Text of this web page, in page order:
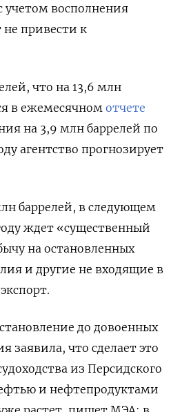
учетом восполнения
привести к
что на 13,6 млн
в ежемесячном отчете
на 3,9 млн баррелей по
агентство прогнозирует
баррелей, в следующем
ждет «существенный
на остановленных
и другие не входящие в
до довоенных
заявила, что сделает это
из Персидского
и нефтепродуктами